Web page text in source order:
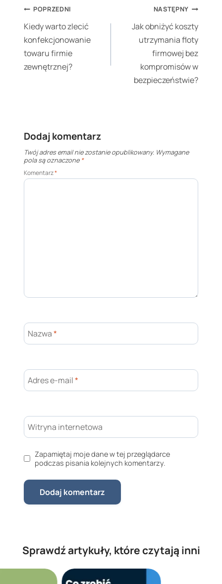
Nawigacja
wpisu
POPRZEDNI
Kiedy warto zlecić
konfekcjonowanie
towaru firmie
zewnętrznej?
NASTĘPNY
Jak obniżyć koszty
utrzymania floty
firmowej bez
kompromisów w
bezpieczeństwie?
Dodaj komentarz
Twój adres email nie zostanie opublikowany. Wymagane
pola są oznaczone *
Komentarz*
Nazwa*
Adres e-mail*
Witryna internetowa
Zapamiętaj moje dane w tej przeglądarce
podczas pisania kolejnych komentarzy.
Sprawdź artykuły, które czytają inni